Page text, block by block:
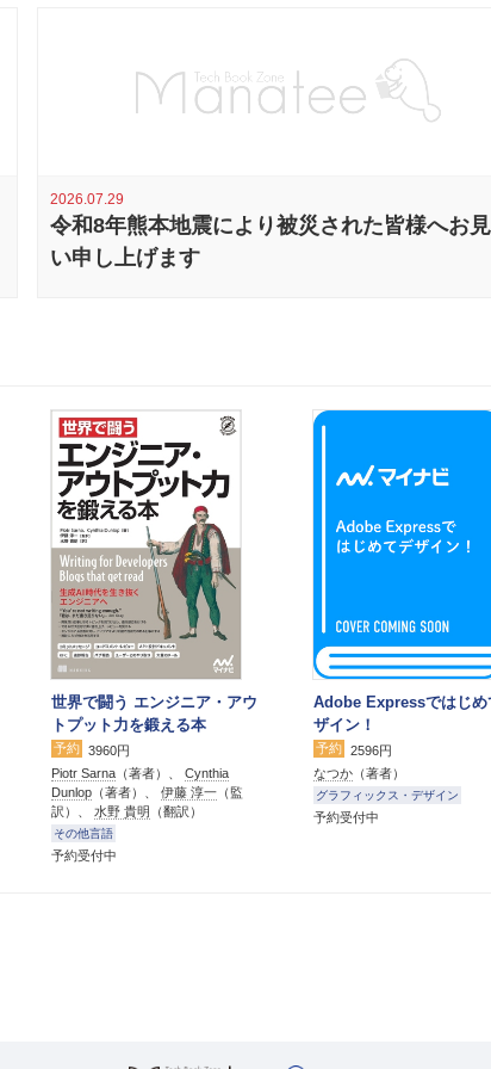
2026.07.29
令和8年熊本地震により被災された皆様へお
い申し上げます
世界で闘う エンジニア・アウ
トプット力を鍛える本
予約 3960円
Piotr Sarna （著者）、 Cynthia
Dunlop （著者）、 伊藤 淳一 （監
訳）、 水野 貴明 （翻訳）
その他言語
予約受付中
Adobe Expressではじめ
ザイン！
予約 2596円
なつか （著者）
グラフィックス・デザイン
予約受付中